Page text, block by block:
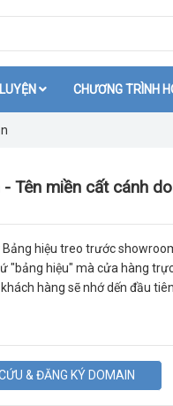
- Tên miền cất cánh
Bảng hiệu treo trước
"bảng hiệu" mà cửa hàng
hàng sẽ nhớ dến đầu
& ĐĂNG KÝ DOMAIN
CHƯƠNG TRÌNH